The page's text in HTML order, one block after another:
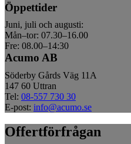
Öppettider
Juni, juli och augusti:
Mån–tor: 07.30–16.00
Fre: 08.00–14:30
Acumo AB
Söderby Gårds Väg 11A
147 60 Uttran
Tel: 08-557 730 30
E-post: info@acumo.se
Offertförfrågan